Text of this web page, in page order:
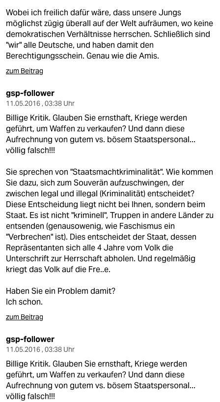
Wobei ich freilich dafür wäre, dass unsere Jungs
möglichst zügig überall auf der Welt aufräumen, wo keine
demokratischen Verhältnisse herrschen. Schließlich sind
"wir" alle Deutsche, und haben damit den
Berechtigungsschein. Genau wie die Amis.
zum Beitrag
gsp-follower
11.05.2016 , 03:38 Uhr
Billige Kritik. Glauben Sie ernsthaft, Kriege werden
geführt, um Waffen zu verkaufen? Und dann diese
Aufrechnung von gutem vs. bösem Staatspersonal...
völlig falsch!!!
Sie sprechen von "Staatsmachtkriminalität". Wie kommen
Sie dazu, sich zum Souverän aufzuschwingen, der
zwischen legal und illegal (Kriminalität) entscheidet?
Diese Entscheidung liegt nicht bei Ihnen, sondern beim
Staat. Es ist nicht "kriminell", Truppen in andere Länder zu
entsenden (genausowenig, wie Faschismus ein
"Verbrechen" ist). Dies entscheidet der Staat, dessen
Repräsentanten sich alle 4 Jahre vom Volk die
Unterschrift zur Herrschaft abholen. Und regelmäßig
kriegt das Volk auf die Fre..e.
Haben Sie ein Problem damit?
Ich schon.
zum Beitrag
gsp-follower
11.05.2016 , 03:38 Uhr
Billige Kritik. Glauben Sie ernsthaft, Kriege werden
geführt, um Waffen zu verkaufen? Und dann diese
Aufrechnung von gutem vs. bösem Staatspersonal...
völlig falsch!!!